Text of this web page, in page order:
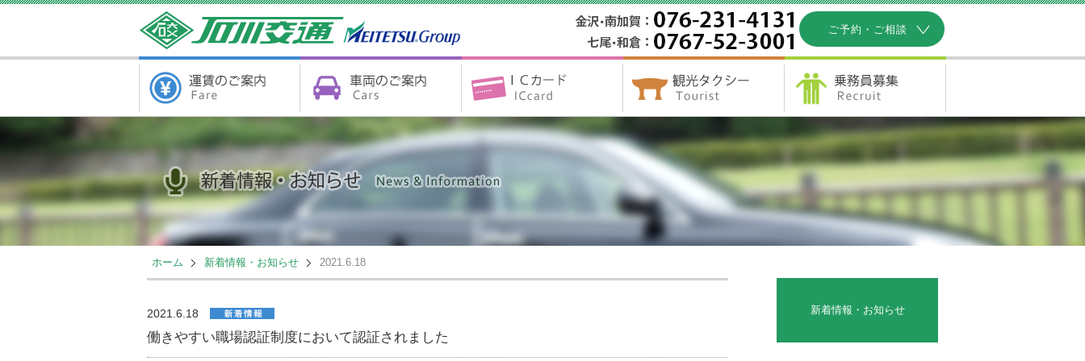
ご予約・ご相談
ホーム 新着情報・お知らせ 2021.6.18
2021.6.18
働きやすい職場認証制度において認証されました
新着情報・お知らせ